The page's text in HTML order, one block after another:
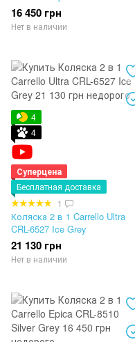
16 450 грн
Нет в наличии
4
4
Суперцена
Бесплатная доставка
1
Коляска 2 в 1 Carrello Ultra
CRL-6527 Ice Grey
21 130 грн
Нет в наличии